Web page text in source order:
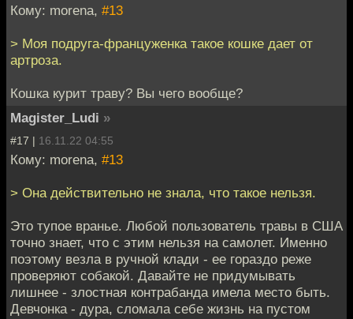
Кому: morena, #13
> Моя подруга-француженка такое кошке дает от
артроза.
Кошка курит траву? Вы чего вообще?
Magister_Ludi »
#17 | 16.11.22 04:55
Кому: morena, #13
> Она действительно не знала, что такое нельзя.
Это тупое вранье. Любой пользователь травы в США
точно знает, что с этим нельзя на самолет. Именно
поэтому везла в ручной клади - ее гораздо реже
проверяют собакой. Давайте не придумывать
лишнее - злостная контрабанда имела место быть.
Девчонка - дура, сломала себе жизнь на пустом